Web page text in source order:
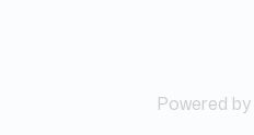
Powered